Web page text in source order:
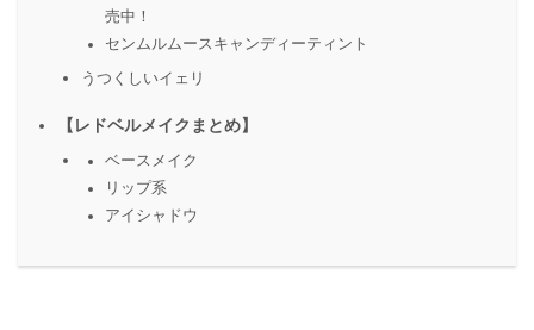
売中！
センムルムースキャンディーティント
うつくしいイェリ
【レドベルメイクまとめ】
ベースメイク
リップ系
アイシャドウ